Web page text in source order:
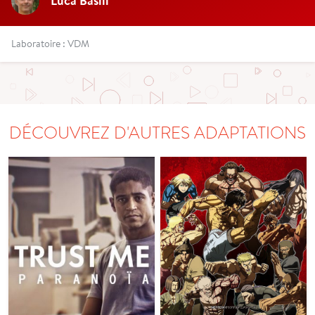
Laboratoire : VDM
DÉCOUVREZ D'AUTRES ADAPTATIONS